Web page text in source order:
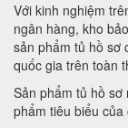
Với kinh nghiệm
ngân hàng, kho
sản phẩm tủ hồ sơ
quốc gia trên toàn
Sản phẩm tủ hồ
phẩm tiêu biểu